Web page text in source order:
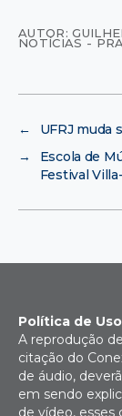
AUTOR:
NOTÍCIAS -
←
UFRJ muda
→
Escola de
Festival
Política de Uso
A reprodução
citação do
de áudio,
em sendo
de vídeo, esses